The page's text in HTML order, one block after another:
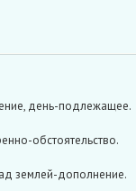
день-подлежащее.
обстоятельство.
землей-дополнение.